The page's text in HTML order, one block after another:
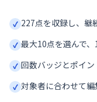
✓ 227点を収録し、継
✓ 最大10点を選んで
✓ 回数バッジとポイ
✓ 対象者に合わせて